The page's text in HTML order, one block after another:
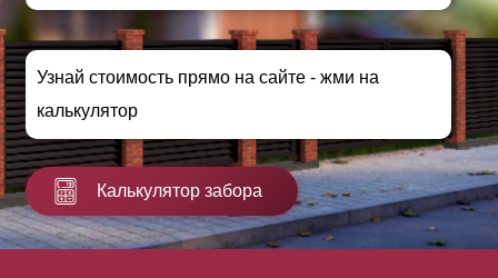
Узнай стоимость прямо на сайте - жми на
калькулятор
Калькулятор забора